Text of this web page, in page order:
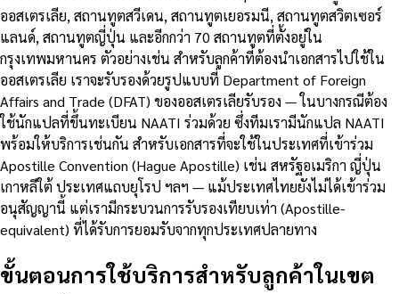
ออสเตรเลีย, สถานทูตสวีเดน, สถานทูตเยอรมนี, สถานทูตสวิตเซอร์
แลนด์, สถานทูตญี่ปุ่น และอีกกว่า 70 สถานทูตที่ตั้งอยู่ใน
กรุงเทพมหานคร ตัวอย่างเช่น สำหรับลูกค้าที่ต้องนำเอกสารไปใช้ใน
ออสเตรเลีย เราจะรับรองด้วยรูปแบบที่ Department of Foreign
Affairs and Trade (DFAT) ของออสเตรเลียรับรอง — ในบางกรณีต้อง
ใช้นักแปลที่ขึ้นทะเบียน NAATI ร่วมด้วย ซึ่งทีมเรามีนักแปล NAATI
พร้อมให้บริการเช่นกัน สำหรับเอกสารที่จะใช้ในประเทศที่เข้าร่วม
Apostille Convention (Hague Apostille) เช่น สหรัฐอเมริกา ญี่ปุ่น
เกาหลีใต้ ประเทศแถบยุโรป ฯลฯ — แม้ประเทศไทยยังไม่ได้เข้าร่วม
อนุสัญญานี้ แต่เรามีกระบวนการรับรองเทียบเท่า (Apostille-
equivalent) ที่ได้รับการยอมรับจากทุกประเทศปลายทาง
ขั้นตอนการใช้บริการสำหรับลูกค้าในเขต